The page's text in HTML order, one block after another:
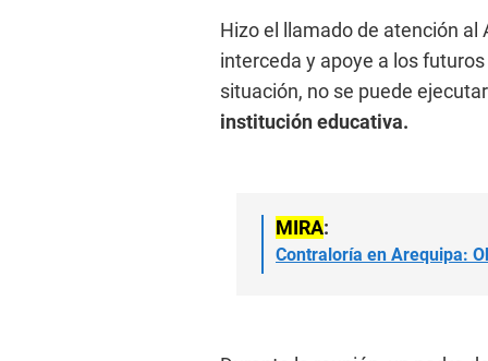
Hizo el llamado de atención al
interceda y apoye a los
situación, no se puede
institución educativa.
MIRA:
Contraloría en Arequipa: